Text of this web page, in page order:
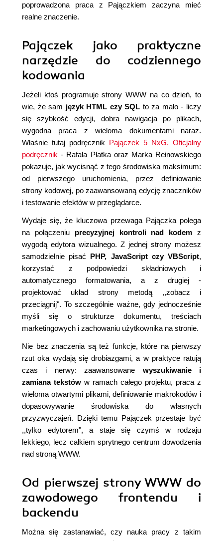
poprowadzona praca z Pajączkiem zaczyna mieć
realne znaczenie.
Pajączek jako praktyczne
narzędzie do codziennego
kodowania
Jeżeli ktoś programuje strony WWW na co dzień, to
wie, że sam język HTML czy SQL to za mało - liczy
się szybkość edycji, dobra nawigacja po plikach,
wygodna praca z wieloma dokumentami naraz.
Właśnie tutaj podręcznik Pajączek 5 NxG. Oficjalny
podręcznik - Rafała Płatka oraz Marka Reinowskiego
pokazuje, jak wycisnąć z tego środowiska maksimum:
od pierwszego uruchomienia, przez definiowanie
strony kodowej, po zaawansowaną edycję znaczników
i testowanie efektów w przeglądarce.
Wydaje się, że kluczowa przewaga Pajączka polega
na połączeniu precyzyjnej kontroli nad kodem z
wygodą edytora wizualnego. Z jednej strony możesz
samodzielnie pisać PHP, JavaScript czy VBScript,
korzystać z podpowiedzi składniowych i
automatycznego formatowania, a z drugiej -
projektować układ strony metodą ,,zobacz i
przeciągnij". To szczególnie ważne, gdy jednocześnie
myśli się o strukturze dokumentu, treściach
marketingowych i zachowaniu użytkownika na stronie.
Nie bez znaczenia są też funkcje, które na pierwszy
rzut oka wydają się drobiazgami, a w praktyce ratują
czas i nerwy: zaawansowane wyszukiwanie i
zamiana tekstów w ramach całego projektu, praca z
wieloma otwartymi plikami, definiowanie makrokodów i
dopasowywanie środowiska do własnych
przyzwyczajeń. Dzięki temu Pajączek przestaje być
,,tylko edytorem", a staje się czymś w rodzaju
lekkiego, lecz całkiem sprytnego centrum dowodzenia
nad stroną WWW.
Od pierwszej strony WWW do
zawodowego frontendu i
backendu
Można się zastanawiać, czy nauka pracy z takim